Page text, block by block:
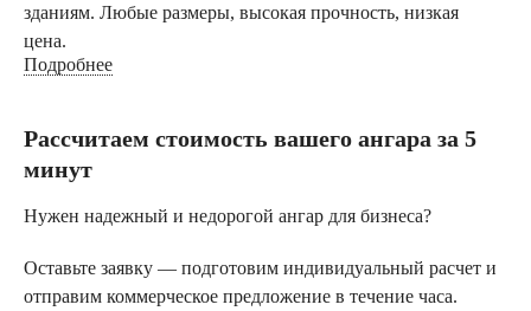
зданиям. Любые размеры, высокая прочность, низкая
цена.
Подробнее
производителя
Быстровозводимые каркасно-тентовые
конструкции по выгодной цене
Тентовые ангары (каркасно-тентовые конструкции)—
это современные быстровозводимые сооружения для
Рассчитаем стоимость вашего ангара за 5
минут
Нужен надежный и недорогой ангар для бизнеса?
Оставьте заявку — подготовим индивидуальный расчет и
отправим коммерческое предложение в течение часа.